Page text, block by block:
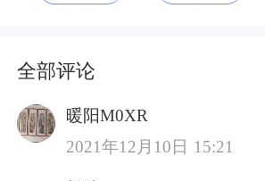
全部评论
暖阳M0XR
2021年12月10日 15:21